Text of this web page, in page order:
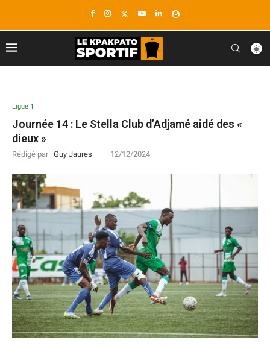
Ligue 1
Journée 14 : Le Stella Club d’Adjamé aidé des «
dieux »
Rédigé par : Guy Jaures 12/12/2024